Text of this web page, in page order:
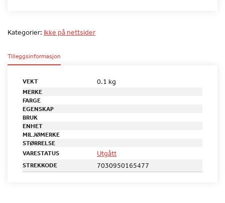
Kategorier: Ikke på nettsider
Tilleggsinformasjon
VEKT 0.1 kg
MERKE
FARGE
EGENSKAP
BRUK
ENHET
MILJØMERKE
STØRRELSE
VARESTATUS
Utgått
STREKKODE 7030950165477